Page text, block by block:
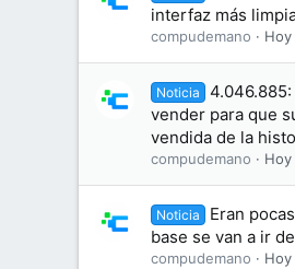
interfaz más
compudemano Hoy
Noticia
vender para que
vendida de la
compudemano Hoy
Noticia
Eran
base se van a ir
compudemano